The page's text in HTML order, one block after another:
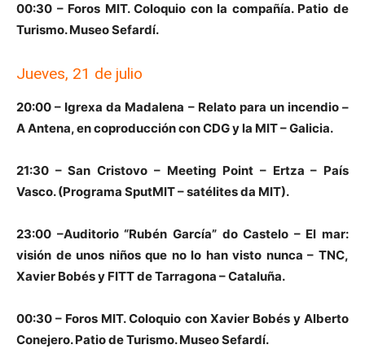
00:30 – Foros MIT. Coloquio con la compañía. Patio de
Turismo. Museo Sefardí.
Jueves, 21 de julio
20:00 – Igrexa da Madalena – Relato para un incendio –
A Antena, en coproducción con CDG y la MIT – Galicia.
21:30 – San Cristovo – Meeting Point – Ertza – País
Vasco. (Programa SputMIT – satélites da MIT).
23:00 –Auditorio “Rubén García” do Castelo – El mar:
visión de unos niños que no lo han visto nunca – TNC,
Xavier Bobés y FITT de Tarragona – Cataluña.
00:30 – Foros MIT. Coloquio con Xavier Bobés y Alberto
Conejero. Patio de Turismo. Museo Sefardí.